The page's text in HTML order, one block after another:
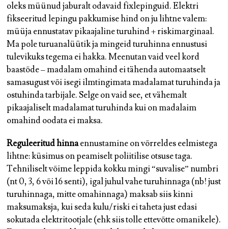
oleks müünud jaburalt odavaid fixlepinguid. Elektri
fikseeritud lepingu pakkumise hind on ju lihtne valem:
müüja ennustatav pikaajaline turuhind + riskimarginaal.
Ma pole turuanalüütik ja mingeid turuhinna ennustusi
tulevikuks tegema ei hakka. Meenutan vaid veel kord
baastõde – madalam omahind ei tähenda automaatselt
samasugust või isegi ilmtingimata madalamat turuhinda ja
ostuhinda tarbijale. Selge on vaid see, et vähemalt
pikaajaliselt madalamat turuhinda kui on madalaim
omahind oodata ei maksa.
Reguleeritud hinnaennustamine on võrreldes eelmistega
lihtne: küsimus on peamiselt poliitilise otsuse taga.
Tehniliselt võime leppida kokku mingi “suvalise” numbri
(nt 0, 3, 6 või 16 senti), igal juhul vahe turuhinnaga (nb! just
turuhinnaga, mitte omahinnaga) maksab siis kinni
maksumaksja, kui seda kulu/riski ei taheta just edasi
sokutada elektritootjale (ehk siis tolle ettevõtte omanikele).